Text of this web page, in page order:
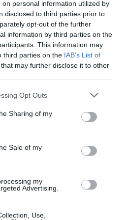
personal information utilized by
disclosed to third parties prior to
opt-out of the further
information by third parties on the
This information may
third parties on the IAB’s List of
that may further disclose it to other
Opt Outs
Sharing of my
Sale of my
my
Advertising.
Use,
μάλιστα ο παιδίατρος
συνηθίζει να τρώει κάτι
«γιατί έτσι νιώθω ότι
γρηγορότερα και
δεν σημαίνουν ότι
θανάτου από ατύχημα
με το αμερικανικό
Ασθενειών
να οδηγήσουν σε
στο νερό,